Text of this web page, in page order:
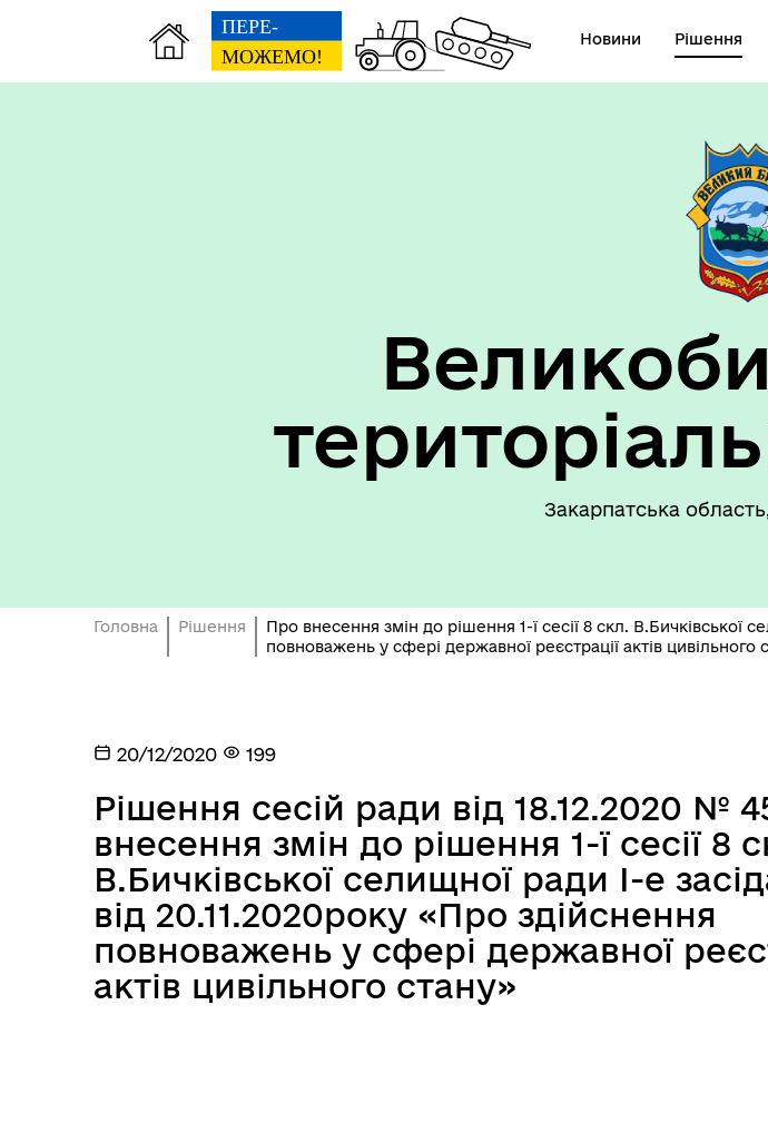
Новини Рішення
установ Великобичківської ТГ
Закарпатська
Головна Рішення
Про внесення змін до рішення 1-ї сесії 8 скл. В.Бичківської
повноважень у сфері державної реєстрації актів цивільного
20/12/2020 199
Рішення сесій ради від 18.12.2020 №
внесення змін до рішення 1-ї сесії 8
В.Бичківської селищної ради І-е
від 20.11.2020року «Про здійснення
повноважень у сфері державної
актів цивільного стану»